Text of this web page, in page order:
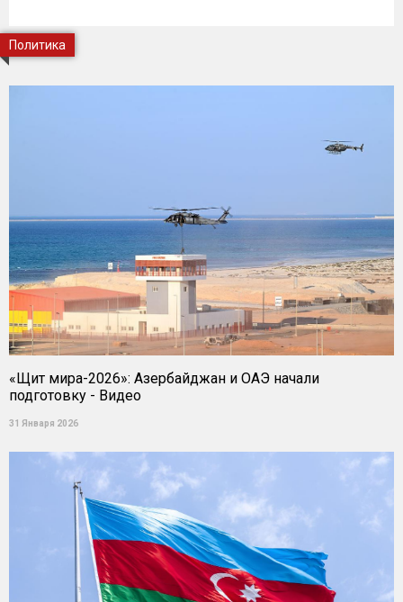
Политика
«Щит мира-2026»: Азербайджан и ОАЭ начали
подготовку - Видео
31 Января 2026